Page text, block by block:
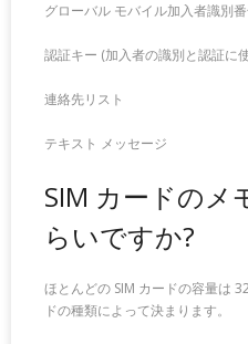
グローバル モバイル加入者識別番
認証キー (加入者の識別と認証に
連絡先リスト
テキスト メッセージ
SIM カードのメ
らいですか?
ほとんどの SIM カードの容量は
ドの種類によって決まります。